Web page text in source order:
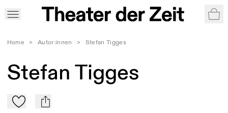
Home > Autor:innen > Stefan Tigges
Stefan Tigges
Zu Mein-TdZ hinzufügen
mail